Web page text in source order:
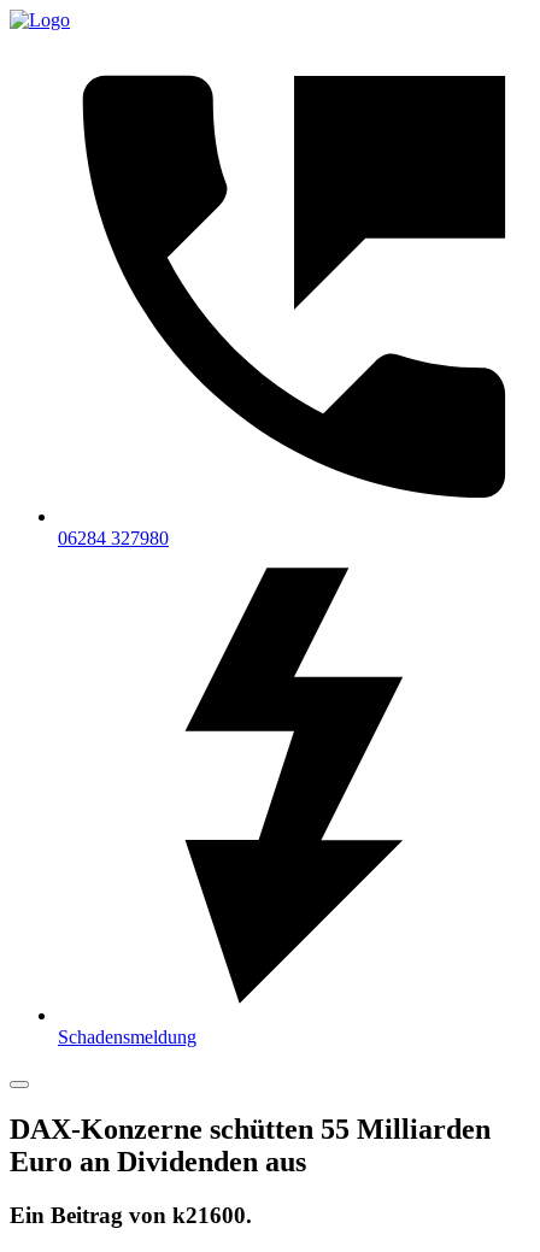
06284 327980
Schadensmeldung
DAX-Konzerne schütten 55 Milliarden
Euro an Dividenden aus
Ein Beitrag von k21600.